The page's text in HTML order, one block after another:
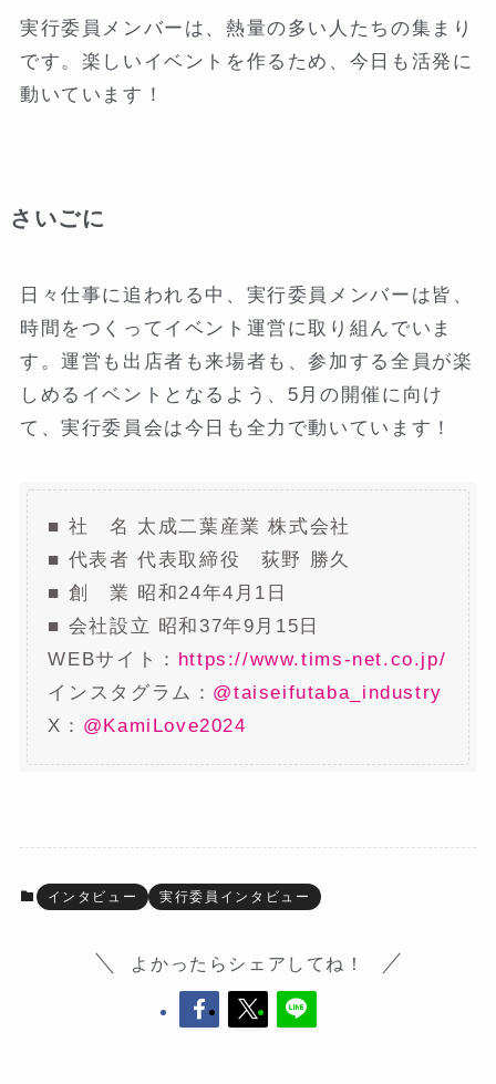
実行委員メンバーは、熱量の多い人たちの集まり
です。楽しいイベントを作るため、今日も活発に
動いています！
さいごに
日々仕事に追われる中、実行委員メンバーは皆、
時間をつくってイベント運営に取り組んでいま
す。運営も出店者も来場者も、参加する全員が楽
しめるイベントとなるよう、5月の開催に向け
て、実行委員会は今日も全力で動いています！
■ 社 名 太成二葉産業 株式会社
■ 代表者 代表取締役 荻野 勝久
■ 創 業 昭和24年4月1日
■ 会社設立 昭和37年9月15日
WEBサイト： https://www.tims-net.co.jp/
インスタグラム： @taiseifutaba_industry
X： @KamiLove2024
インタビュー 実行委員インタビュー
よかったらシェアしてね！